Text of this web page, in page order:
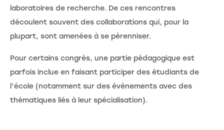
laboratoires de recherche. De ces rencontres
découlent souvent des collaborations qui, pour la
plupart, sont amenées à se pérenniser.
Pour certains congrès, une partie pédagogique est
parfois inclue en faisant participer des étudiants de
l’école (notamment sur des évènements avec des
thématiques liés à leur spécialisation).